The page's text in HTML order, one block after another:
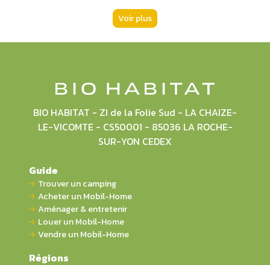
Voir plus
BIO HABITAT - ZI de la Folie Sud - LA CHAIZE-
LE-VICOMTE - CS50001 - 85036 LA ROCHE-
SUR-YON CEDEX
Guide
Trouver un camping
Acheter un Mobil-Home
Aménager & entretenir
Louer un Mobil-Home
Vendre un Mobil-Home
Régions